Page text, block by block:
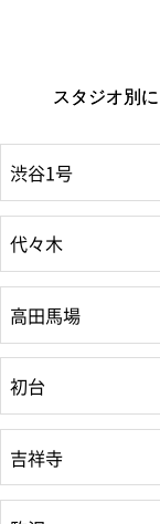
スタジオ別
渋谷1号
代々木
高田馬場
初台
吉祥寺